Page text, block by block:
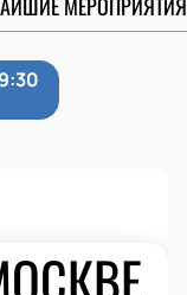
МЕРОПРИЯТИЯ